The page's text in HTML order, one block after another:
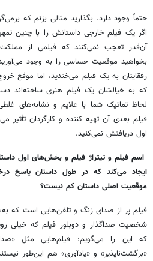
حتماً وجود دارد. بگذارید مثالی بزنم که برمی
اگر یک فیلم خارجی داستانش را با چنین
آنقدر تعجب نمیکنند که فیلمی از مملکت
بخواهید موقعیت حساسی را به وجود می
رفقایتان به یک فیلم میخندید، اما موقع
که به خیالشان یک فیلم هنری ساختهاند
لحاظ تماتیک شما با علایم و نشانههای
فیلم بعدی آن تهیه کننده و کارگردان تأثیر می
اول دریافتش نمیکنید.
اسم فیلم و تیتراژ فیلم و بخشهای اول
ایجاد میکند که در طول داستان پاسخ
موقعیت اصلی داستان کم نیست؟
فیلم‌ پر از صدای زنگ و تلفنهایی است که به
شخصیت صداگذار و دوبلور فیلم که خیلی
که
این را میگویم: فیلمهایی مثل«
«برگشتناپذیر» و «یادآوری» هم اینطور